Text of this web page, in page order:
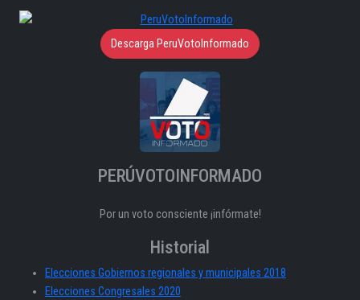
Descarga PeruVotoInformado
PERÚVOTOINFORMADO
Por un voto consciente ¡infórmate!
Historial
Elecciones Gobiernos regionales y municipales 2018
Elecciones Congresales 2020